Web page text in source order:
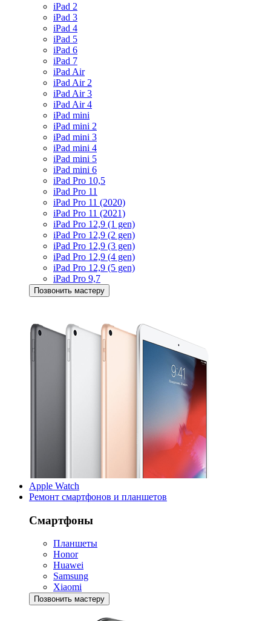
iPad 2
iPad 3
iPad 4
iPad 5
iPad 6
iPad 7
iPad Air
iPad Air 2
iPad Air 3
iPad Air 4
iPad mini
iPad mini 2
iPad mini 3
iPad mini 4
iPad mini 5
iPad mini 6
iPad Pro 10,5
iPad Pro 11
iPad Pro 11 (2020)
iPad Pro 11 (2021)
iPad Pro 12,9 (1 gen)
iPad Pro 12,9 (2 gen)
iPad Pro 12,9 (3 gen)
iPad Pro 12,9 (4 gen)
iPad Pro 12,9 (5 gen)
iPad Pro 9,7
Позвонить мастеру
Apple Watch
Ремонт смартфонов и планшетов
Смартфоны
Планшеты
Honor
Huawei
Samsung
Xiaomi
Позвонить мастеру